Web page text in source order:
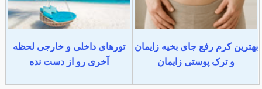
بهترین کرم رفع جای بخیه زایمان
و ترک پوستی زایمان
تورهای داخلی و خارجی لحظه
آخری رو از دست نده